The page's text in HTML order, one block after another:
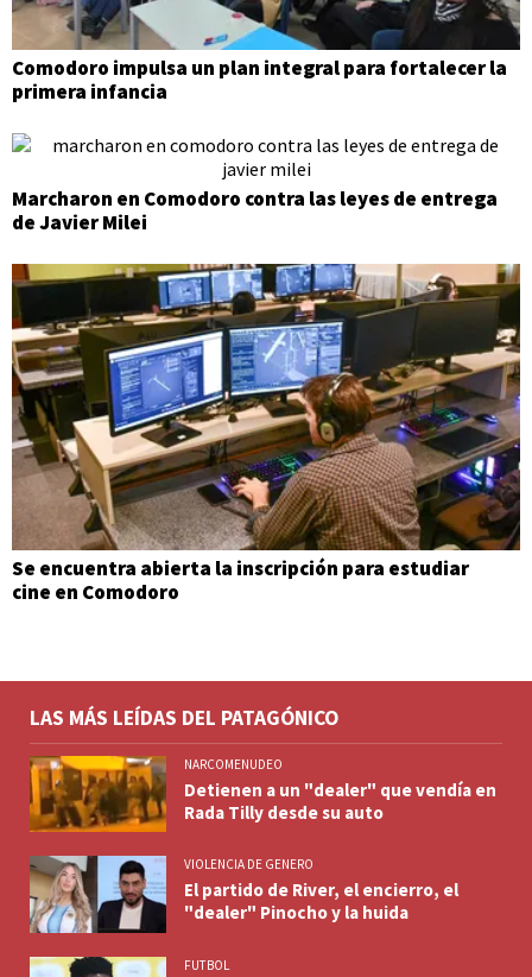
Comodoro impulsa un plan integral para fortalecer la
primera infancia
Marcharon en Comodoro contra las leyes de entrega
de Javier Milei
Se encuentra abierta la inscripción para estudiar
cine en Comodoro
LAS MÁS LEÍDAS DEL PATAGÓNICO
NARCOMENUDEO
Detienen a un "dealer" que vendía en
Rada Tilly desde su auto
VIOLENCIA DE GENERO
El partido de River, el encierro, el
"dealer" Pinocho y la huida
FUTBOL